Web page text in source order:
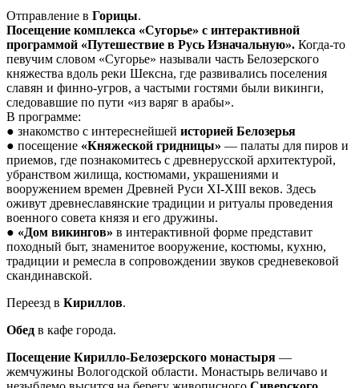
Отправление в Горицы.
Посещение комплекса «Сугорье» с интерактивной
программой «Путешествие в Русь Изначальную». Когда-то
певучим словом «Сугорье» называли часть Белозерского
княжества вдоль реки Шексна, где развивались поселения
славян и финно-угров, а частыми гостями были викинги,
следовавшие по пути «из варяг в арабы».
В программе:
● знакомство с интереснейшей историей Белозерья
● посещение «Княжеской гридницы» — палаты для пиров и
приемов, где познакомитесь с древнерусской архитектурой,
убранством жилища, костюмами, украшениями и
вооружением времен Древней Руси XI-XIII веков. Здесь
оживут древнеславянские традиции и ритуалы проведения
военного совета князя и его дружины.
● «Дом викингов» в интерактивной форме представит
походный быт, знаменитое вооружение, костюмы, кухню,
традиции и ремесла в сопровождении звуков средневековой
скандинавской.
Переезд в Кириллов.
Обед в кафе города.
Посещение Кирилло-Белозерского монастыря —
жемчужины Вологодской области. Монастырь величаво и